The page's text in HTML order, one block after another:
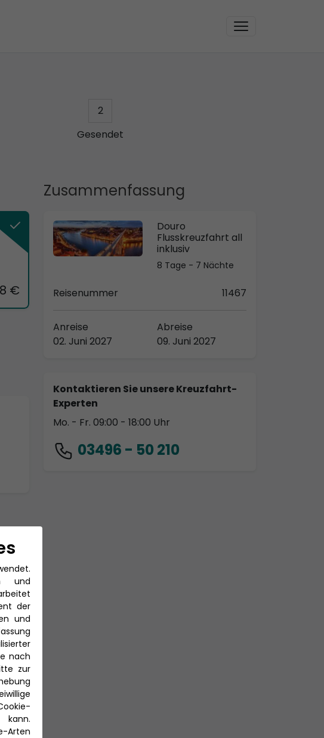
2
Gesendet
Zusammenfassung
Douro
Flusskreuzfahrt all
inklusiv
8 Tage - 7 Nächte
Reisenummer 11467
Anreise
02. Juni 2027
Abreise
09. Juni 2027
Kontaktieren Sie unsere Kreuzfahrt-
Experten
Mo. - Fr. 09:00 - 18:00 Uhr
03496 - 50 210
€
und
der
und
nach
zur
Arten